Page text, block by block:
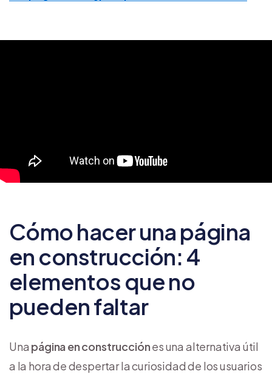
Cómo hacer una página
en construcción: 4
elementos que no
pueden faltar
Una página en construcciónes una alternativa útil
a la hora de despertar la curiosidad de los usuarios